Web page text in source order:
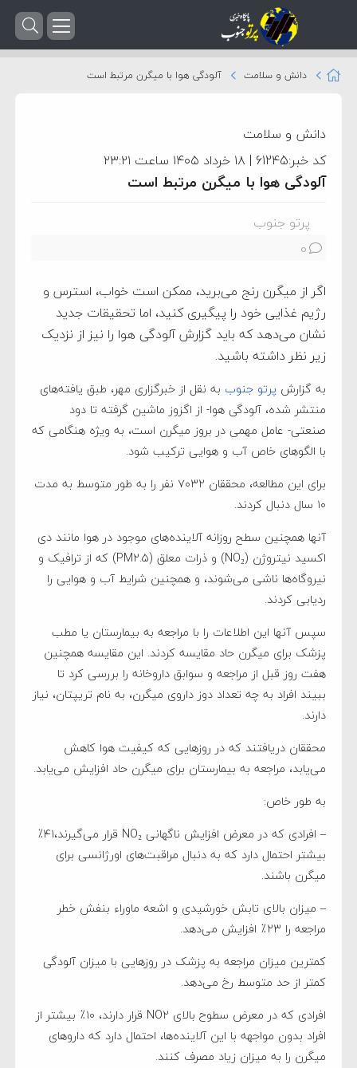
دانش و سلامت آلودگی هوا با میگرن مرتبط است
دانش و سلامت
کد خبر:61245 | ۱۸ خرداد ۱۴۰۵ ساعت ۲۳:۲۱
آلودگی هوا با میگرن مرتبط است
پرتو جنوب
0
اگر از میگرن رنج می‌برید، ممکن است خواب، استرس و
رژیم غذایی خود را پیگیری کنید، اما تحقیقات جدید
نشان می‌دهد که باید گزارش آلودگی هوا را نیز از نزدیک
زیر نظر داشته باشید.
به گزارش پرتو جنوب به نقل از خبرگزاری مهر، طبق یافته‌های
منتشر شده، آلودگی هوا- از اگزوز ماشین گرفته تا دود
صنعتی- عامل مهمی در بروز میگرن است، به ویژه هنگامی که
با الگوهای خاص آب و هوایی ترکیب شود.
برای این مطالعه، محققان ۷۰۳۲ نفر را به طور متوسط به مدت
۱۰ سال دنبال کردند.
آنها همچنین سطح روزانه آلاینده‌های موجود در هوا مانند دی
اکسید نیتروژن (NO₂) و ذرات معلق (PM۲.۵) که از ترافیک و
نیروگاه‌ها ناشی می‌شوند، و همچنین شرایط آب و هوایی را
ردیابی کردند.
سپس آنها این اطلاعات را با مراجعه به بیمارستان یا مطب
پزشک برای میگرن حاد مقایسه کردند. این مقایسه همچنین
هفت روز قبل از مراجعه و سوابق داروخانه را بررسی کرد تا
ببیند افراد به چه تعداد دوز داروی میگرن، به نام تریپتان، نیاز
دارند.
محققان دریافتند که در روزهایی که کیفیت هوا کاهش
می‌یابد، مراجعه به بیمارستان برای میگرن حاد افزایش می‌یابد.
به طور خاص:
– افرادی که در معرض افزایش ناگهانی NO₂ قرار می‌گیرند،۴۱٪
بیشتر احتمال دارد که به دنبال مراقبت‌های اورژانسی برای
میگرن باشند.
– میزان بالای تابش خورشیدی و اشعه ماوراء بنفش خطر
مراجعه را ۲۳٪ افزایش می‌دهد.
کمترین میزان مراجعه به پزشک در روزهایی با میزان آلودگی
کمتر از حد متوسط رخ می‌دهد.
افرادی که در معرض سطوح بالای NO۲ قرار دارند، ۱۰٪ بیشتر از
افراد بدون مواجهه با این آلاینده‌ها، احتمال دارد که داروهای
میگرن را به میزان زیاد مصرف کنند.